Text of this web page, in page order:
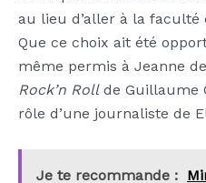
au lieu d’aller à la faculté
Que ce choix ait été
même permis à Jeanne
Rock’n Rollde Guillaume
rôle d’une journaliste de
Je te recommande :